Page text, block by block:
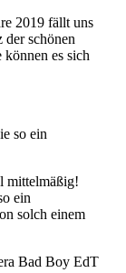
2019 fällt uns
schönen
es sich
so ein
mittelmäßig!
ein
solch einem
Bad Boy EdT